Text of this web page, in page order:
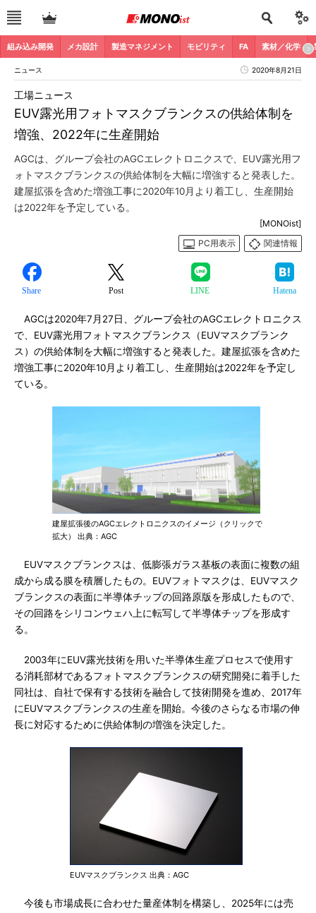
組み込み開発 メカ設計 製造マネジメント モビリティ FA 素材／化学
ニュース 2020年8月21日
EUV露光用フォトマスクブランクスの供給体制を
増強、2022年に生産開始
工場ニュース
AGCは、グループ会社のAGCエレクトロニクスで、EUV露光用フ
ォトマスクブランクスの供給体制を大幅に増強すると発表した。
建屋拡張を含めた増強工事に2020年10月より着工し、生産開始
は2022年を予定している。
[MONOist]
PC用表示
関連情報
Share Post LINE Hatena
AGCは2020年7月27日、グループ会社のAGCエレクトロニクス
で、EUV露光用フォトマスクブランクス（EUVマスクブランク
ス）の供給体制を大幅に増強すると発表した。建屋拡張を含めた
増強工事に2020年10月より着工し、生産開始は2022年を予定し
ている。
建屋拡張後のAGCエレクトロニクスのイメージ（クリックで
拡大） 出典：AGC
EUVマスクブランクスは、低膨張ガラス基板の表面に複数の組
成から成る膜を積層したもの。EUVフォトマスクは、EUVマスク
ブランクスの表面に半導体チップの回路原版を形成したもので、
その回路をシリコンウェハ上に転写して半導体チップを形成す
る。
2003年にEUV露光技術を用いた半導体生産プロセスで使用す
る消耗部材であるフォトマスクブランクスの研究開発に着手した
同社は、自社で保有する技術を融合して技術開発を進め、2017年
にEUVマスクブランクスの生産を開始。今後のさらなる市場の伸
長に対応するために供給体制の増強を決定した。
EUVマスクブランクス 出典：AGC
今後も市場成長に合わせた量産体制を構築し、2025年には売